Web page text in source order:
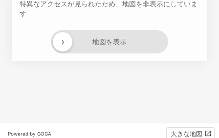
特異なアクセスが見られたため、地図を非表示にしていま
す
地図を表示
›
Powered by GOGA 大きな地図